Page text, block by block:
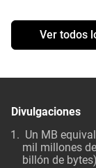
Ver todos
Divulgaciones
Un MB
mil millones
billón de